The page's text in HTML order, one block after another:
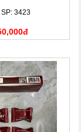
SP: 3423